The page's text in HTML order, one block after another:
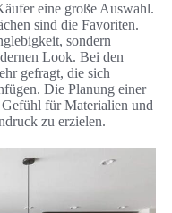
eine große Auswahl.
sind die Favoriten.
sondern
Look. Bei den
gefragt, die sich
Die Planung einer
für Materialien und
zu erzielen.